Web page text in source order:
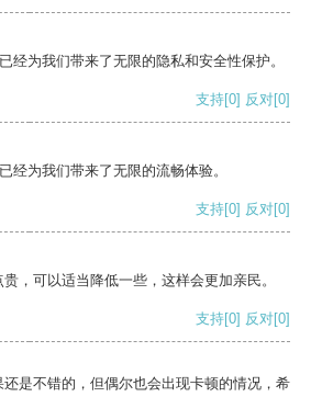
经为我们带来了无限的隐私和安全性保护。
支持[0] 反对[0]
经为我们带来了无限的流畅体验。
支持[0] 反对[0]
，可以适当降低一些，这样会更加亲民。
支持[0] 反对[0]
是不错的，但偶尔也会出现卡顿的情况，希